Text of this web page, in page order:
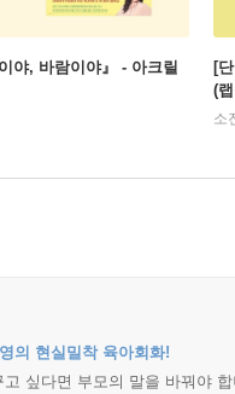
야, 바람이야』 - 아크릴
[
(
소
의 현실밀착 육아회화!
싶다면 부모의 말을 바꿔야